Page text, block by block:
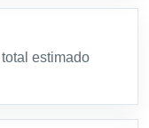
estimado